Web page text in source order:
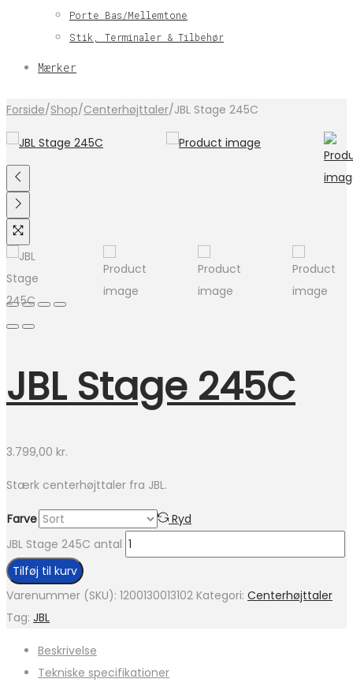
Porte Bas/Mellemtone
Stik, Terminaler & Tilbehør
Mærker
Forside/Shop/Centerhøjttaler/JBL Stage 245C
JBL Stage 245C
3.799,00 kr.
Stærk centerhøjttaler fra JBL.
Farve
Ryd
JBL Stage 245C antal
Tilføj til kurv
Varenummer (SKU): 1200130013102 Kategori: Centerhøjttaler
Tag: JBL
Beskrivelse
Tekniske specifikationer